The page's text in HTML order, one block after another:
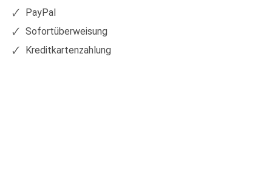
PayPal
Sofortüberweisung
Kreditkartenzahlung